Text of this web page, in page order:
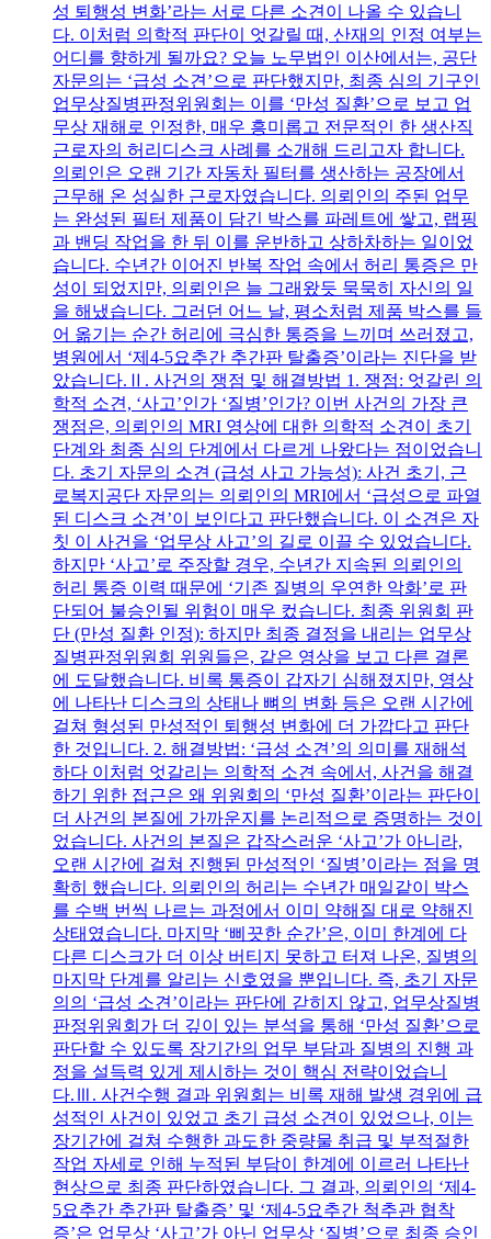
성 퇴행성 변화’라는 서로 다른 소견이 나올 수 있습니
다. 이처럼 의학적 판단이 엇갈릴 때, 산재의 인정 여부는
어디를 향하게 될까요? 오늘 노무법인 이산에서는, 공단
자문의는 ‘급성 소견’으로 판단했지만, 최종 심의 기구인
업무상질병판정위원회는 이를 ‘만성 질환’으로 보고 업
무상 재해로 인정한, 매우 흥미롭고 전문적인 한 생산직
근로자의 허리디스크 사례를 소개해 드리고자 합니다.
의뢰인은 오랜 기간 자동차 필터를 생산하는 공장에서
근무해 온 성실한 근로자였습니다. 의뢰인의 주된 업무
는 완성된 필터 제품이 담긴 박스를 파레트에 쌓고, 랩핑
과 밴딩 작업을 한 뒤 이를 운반하고 상하차하는 일이었
습니다. 수년간 이어진 반복 작업 속에서 허리 통증은 만
성이 되었지만, 의뢰인은 늘 그래왔듯 묵묵히 자신의 일
을 해냈습니다. 그러던 어느 날, 평소처럼 제품 박스를 들
어 옮기는 순간 허리에 극심한 통증을 느끼며 쓰러졌고,
병원에서 ‘제4-5요추간 추간판 탈출증’이라는 진단을 받
았습니다.Ⅱ. 사건의 쟁점 및 해결방법 1. 쟁점: 엇갈린 의
학적 소견, ‘사고’인가 ‘질병’인가? 이번 사건의 가장 큰
쟁점은, 의뢰인의 MRI 영상에 대한 의학적 소견이 초기
단계와 최종 심의 단계에서 다르게 나왔다는 점이었습니
다. 초기 자문의 소견 (급성 사고 가능성): 사건 초기, 근
로복지공단 자문의는 의뢰인의 MRI에서 ‘급성으로 파열
된 디스크 소견’이 보인다고 판단했습니다. 이 소견은 자
칫 이 사건을 ‘업무상 사고’의 길로 이끌 수 있었습니다.
하지만 ‘사고’로 주장할 경우, 수년간 지속된 의뢰인의
허리 통증 이력 때문에 ‘기존 질병의 우연한 악화’로 판
단되어 불승인될 위험이 매우 컸습니다. 최종 위원회 판
단 (만성 질환 인정): 하지만 최종 결정을 내리는 업무상
질병판정위원회 위원들은, 같은 영상을 보고 다른 결론
에 도달했습니다. 비록 통증이 갑자기 심해졌지만, 영상
에 나타난 디스크의 상태나 뼈의 변화 등은 오랜 시간에
걸쳐 형성된 만성적인 퇴행성 변화에 더 가깝다고 판단
한 것입니다. 2. 해결방법: ‘급성 소견’의 의미를 재해석
하다 이처럼 엇갈리는 의학적 소견 속에서, 사건을 해결
하기 위한 접근은 왜 위원회의 ‘만성 질환’이라는 판단이
더 사건의 본질에 가까운지를 논리적으로 증명하는 것이
었습니다. 사건의 본질은 갑작스러운 ‘사고’가 아니라,
오랜 시간에 걸쳐 진행된 만성적인 ‘질병’이라는 점을 명
확히 했습니다. 의뢰인의 허리는 수년간 매일같이 박스
를 수백 번씩 나르는 과정에서 이미 약해질 대로 약해진
상태였습니다. 마지막 ‘삐끗한 순간’은, 이미 한계에 다
다른 디스크가 더 이상 버티지 못하고 터져 나온, 질병의
마지막 단계를 알리는 신호였을 뿐입니다. 즉, 초기 자문
의의 ‘급성 소견’이라는 판단에 갇히지 않고, 업무상질병
판정위원회가 더 깊이 있는 분석을 통해 ‘만성 질환’으로
판단할 수 있도록 장기간의 업무 부담과 질병의 진행 과
정을 설득력 있게 제시하는 것이 핵심 전략이었습니
다.Ⅲ. 사건수행 결과 위원회는 비록 재해 발생 경위에 급
성적인 사건이 있었고 초기 급성 소견이 있었으나, 이는
장기간에 걸쳐 수행한 과도한 중량물 취급 및 부적절한
작업 자세로 인해 누적된 부담이 한계에 이르러 나타난
현상으로 최종 판단하였습니다. 그 결과, 의뢰인의 ‘제4-
5요추간 추간판 탈출증’ 및 ‘제4-5요추간 척추관 협착
증’은 업무상 ‘사고’가 아닌 업무상 ‘질병’으로 최종 승인